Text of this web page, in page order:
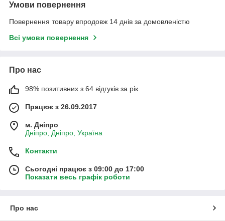
Умови повернення
Повернення товару впродовж 14 днів за домовленістю
Всі умови повернення
Про нас
98% позитивних з 64 відгуків за рік
Працює з 26.09.2017
м. Дніпро
Дніпро, Дніпро, Україна
Контакти
Сьогодні працює з 09:00 до 17:00
Показати весь графік роботи
Про нас